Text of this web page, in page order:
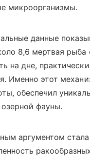
микроорганизмы.
данные
8,6 мертвая рыба
на дне, практически
Именно этот
обеспечил
фауны.
аргументом